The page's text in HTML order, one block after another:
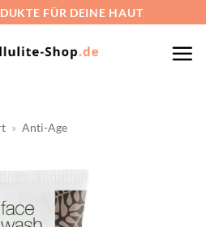
FÜR DEINE HAUT
» Anti-Age